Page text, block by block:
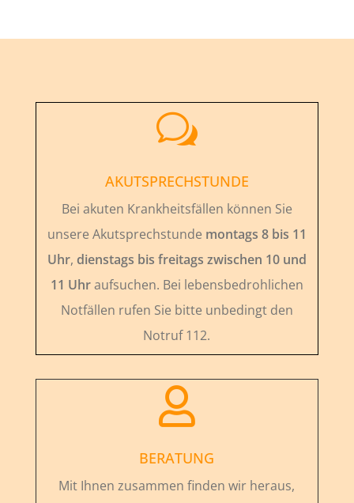
w
AKUTSPRECHSTUNDE
Bei akuten Krankheitsfällen können Sie
unsere Akutsprechstunde montags 8 bis 11
Uhr, dienstags bis freitags zwischen 10 und
11 Uhraufsuchen. Bei lebensbedrohlichen
Notfällen rufen Sie bitte unbedingt den
Notruf 112.

BERATUNG
Mit Ihnen zusammen finden wir heraus,